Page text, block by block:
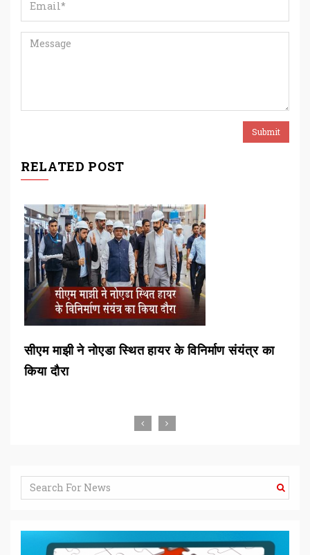
RELATED POST
सीएम माझी ने नोएडा स्थित हायर के विनिर्माण संयंत्र का
किया दौरा